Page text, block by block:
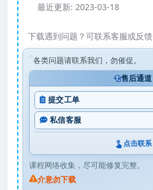
最近更新: 2023-03-18
下载遇到问题？可联系客服或反馈
各类问题请联系我们，勿催促。
售后通道
提交工单
私信客服
点击联系
课程网络收集，尽可能修复完整。
介意勿下载